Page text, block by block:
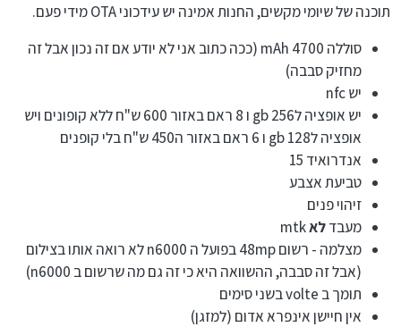
תוכנה של שיומי מקשים, החנות אמינה יש עידכוני OTA מידי פעם.
סוללה 4700 mAh (ככה כתוב אני לא יודע אם זה נכון אבל זה
מחזיק סבבה)
יש nfc
יש אופציה ל256 gb ו 8 ראם באזור 600 ש"ח ללא קופונים ויש
אופציה ל128 gb ו 6 ראם באזור ה450 ש"ח בלי קופנים
אנדרואיד 15
טביעת אצבע
זיהוי פנים
מעבדלא
מצלמה - רשום 48mp בפועל ה n6000 לא רואה אותו בצילום
(אבל זה סבבה, ההשוואה היא כי זה גם מה שרשום ב n6000)
תומך ב volte בשני סימים
אין חיישן אינפרא אדום (למזגן)